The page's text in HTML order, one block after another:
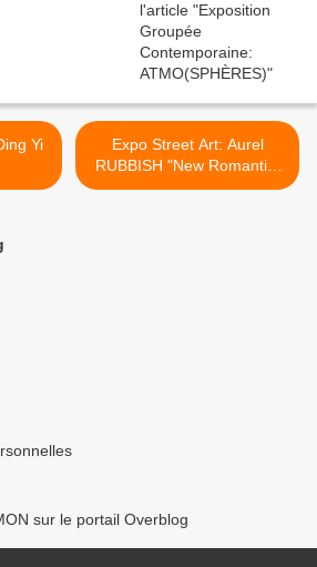
Expo Street Art: Aurel
RUBBISH "New Romantic"
>
sur le portail Overblog